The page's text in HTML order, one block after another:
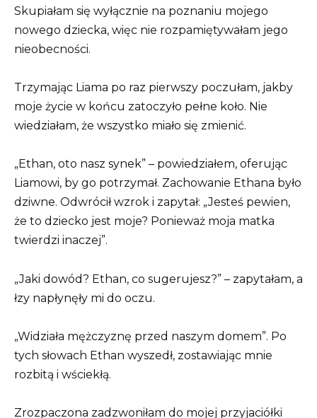
Skupiałam się wyłącznie na poznaniu mojego
nowego dziecka, więc nie rozpamiętywałam jego
nieobecności.
Trzymając Liama ​​po raz pierwszy poczułam, jakby
moje życie w końcu zatoczyło pełne koło. Nie
wiedziałam, że wszystko miało się zmienić.
„Ethan, oto nasz synek” – powiedziałem, oferując
Liamowi, by go potrzymał. Zachowanie Ethana było
dziwne. Odwrócił wzrok i zapytał: „Jesteś pewien,
że to dziecko jest moje? Ponieważ moja matka
twierdzi inaczej”.
„Jaki dowód? Ethan, co sugerujesz?” – zapytałam, a
łzy napłynęły mi do oczu.
„Widziała mężczyznę przed naszym domem”. Po
tych słowach Ethan wyszedł, zostawiając mnie
rozbitą i wściekłą.
Zrozpaczona zadzwoniłam do mojej przyjaciółki